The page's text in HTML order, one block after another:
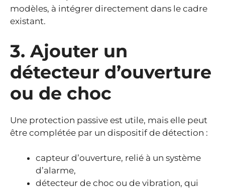
modèles, à intégrer directement dans le cadre
existant.
3. Ajouter un
détecteur d’ouverture
ou de choc
Une protection passive est utile, mais elle peut
être complétée par un dispositif de détection :
capteur d’ouverture, relié à un système
d’alarme,
détecteur de choc ou de vibration, qui